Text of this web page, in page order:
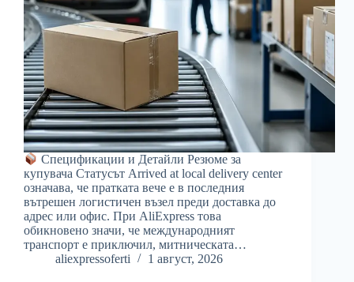
Спецификации и Детайли Резюме за
купувача Статусът Arrived at local delivery center
означава, че пратката вече е в последния
вътрешен логистичен възел преди доставка до
адрес или офис. При AliExpress това
обикновено значи, че международният
транспорт е приключил, митническата…
aliexpressoferti
1 август, 2026